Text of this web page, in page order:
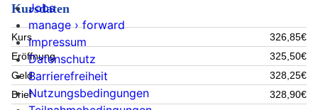
Kursdaten
Kurs
326,85€
Eröffnung
325,50€
Geld
328,25€
Brief
328,90€
Jobs
manage › forward
Impressum
Datenschutz
Barrierefreiheit
Nutzungsbedingungen